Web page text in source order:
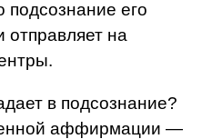
его
отправляет на
в подсознание?
аффирмации —